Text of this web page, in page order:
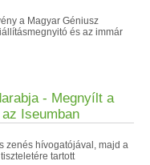
a Magyar Géniusz
és az immár
- Megnyílt a
Iseumban
zenés hívogatójával, majd a
tartott